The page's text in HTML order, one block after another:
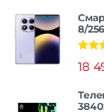
8/
из 5
18